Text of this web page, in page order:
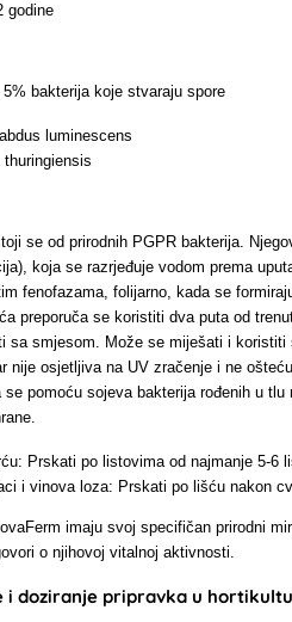
godine
bakterija koje stvaraju spore
luminescens
se od prirodnih PGPR bakterija.
koja se razrjeđuje vodom prema
fenofazama, folijarno, kada se
preporuča se koristiti dva puta od
sa smjesom. Može se miješati i
nije osjetljiva na UV zračenje i ne
se pomoću sojeva bakterija rođenih u
Prskati po listovima od najmanje 5-6
i vinova loza: Prskati po lišću nakon
imaju svoj specifičan prirodni
o njihovoj vitalnoj aktivnosti.
i doziranje pripravka u